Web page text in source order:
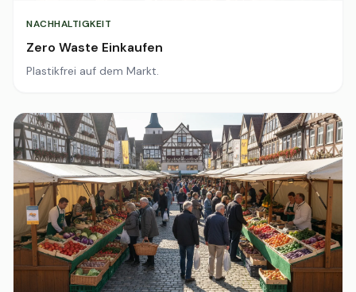
NACHHALTIGKEIT
Zero Waste Einkaufen
Plastikfrei auf dem Markt.